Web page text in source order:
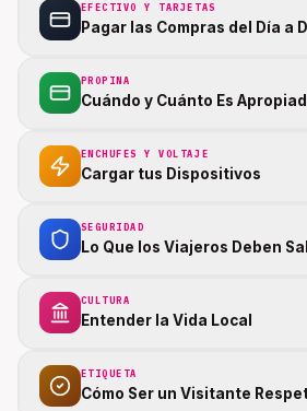
EFECTIVO Y TARJETAS
Pagar las Compras del Día a
PROPINA
Cuándo y Cuánto Es
ENCHUFES Y VOLTAJE
Cargar tus Dispositivos
SEGURIDAD
Lo Que los Viajeros Deben
CULTURA
Entender la Vida Local
ETIQUETA
Cómo Ser un Visitante